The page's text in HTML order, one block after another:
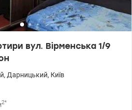
вул. Вірменська 1/9
, Дарницький, Київ
2*